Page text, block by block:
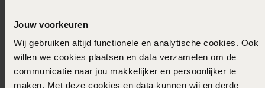
Jouw voorkeuren
Wij gebruiken altijd functionele en analytische cookies. Ook
willen we cookies plaatsen en data verzamelen om de
communicatie naar jou makkelijker en persoonlijker te
maken. Met deze cookies en data kunnen wij en derde
Ook leuk voor jou